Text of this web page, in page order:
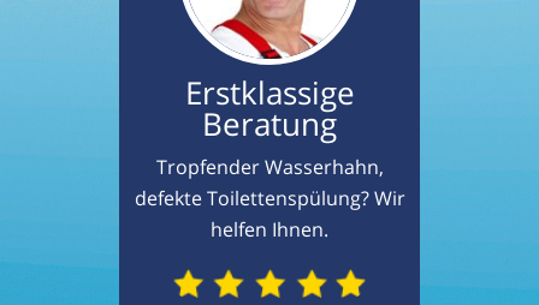
Erstklassige
Beratung
Tropfender Wasserhahn,
defekte Toilettenspülung? Wir
helfen Ihnen.